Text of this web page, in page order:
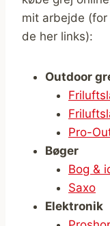
mit arbejde
de her links):
Outdoor
Pro-
Bøger
Bog &
Saxo
Elektronik